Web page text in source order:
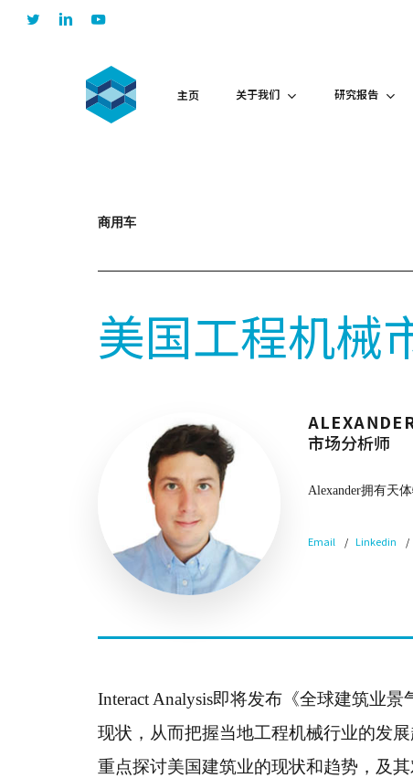
Skip
twitterlinkedin
主页 关于我们 研究报告
商用车
美国工程机械
市场分析师
Alexander拥有天
Email Linkedin
Interact Analysis即将发布《全球建筑业
现状，从而把握当地工程机械行业的发
重点探讨美国建筑业的现状和趋势，及其